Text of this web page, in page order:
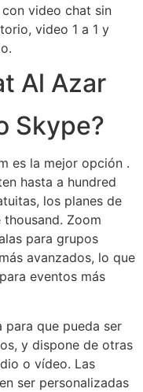
video chat sin
video 1 a 1 y
Al Azar
Skype?
es la mejor opción .
hasta a hundred
los planes de
Zoom
para grupos
avanzados, lo que
eventos más
para que pueda ser
y dispone de otras
o vídeo. Las
ser personalizadas